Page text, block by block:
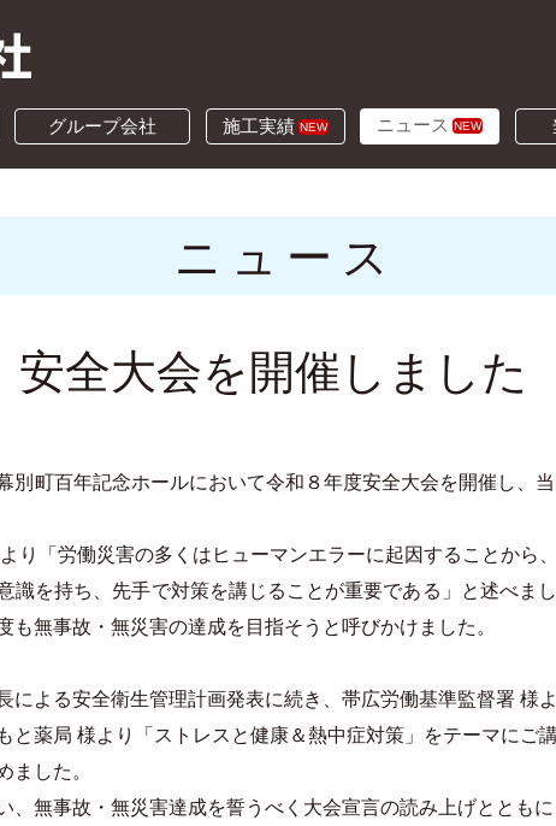
グループ会社 施工実績 NEW ニュース NEW
ニュース
全大会を開催しました
町百年記念ホールにおいて令和８年度安全大会を開催し、
り「労働災害の多くはヒューマンエラーに起因することから
識を持ち、先手で対策を講じることが重要である」と述べま
も無事故・無災害の達成を目指そうと呼びかけました。
による安全衛生管理計画発表に続き、帯広労働基準監督署 様
と薬局 様より「ストレスと健康＆熱中症対策」をテーマにご
ました。
、無事故・無災害達成を誓うべく大会宣言の読み上げととも